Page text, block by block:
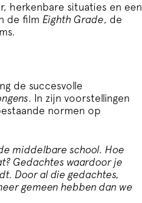
herkenbare situaties en een
de film Eighth Grade, de
de succesvolle
. In zijn voorstellingen
normen op
middelbare school. Hoe
Gedachtes waardoor je
Door al die gedachtes,
gemeen hebben dan we